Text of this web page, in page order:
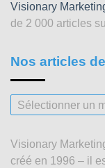
Visionary
de 2 000 articles
Nos articles
Nos
articles
2003
Visionary
créé en 1996 – il